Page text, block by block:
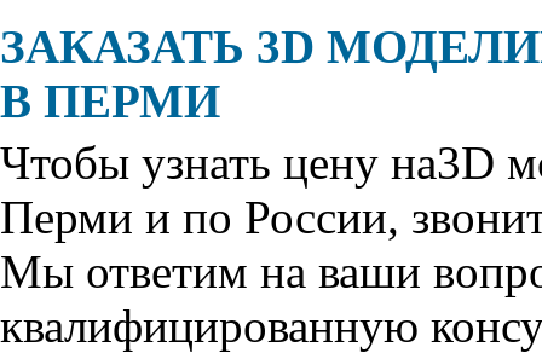
ЗАКАЗАТЬ 3D
В ПЕРМИ
Чтобы узнать цену на3D
Перми и по России,
Мы ответим на ваши
квалифицированную